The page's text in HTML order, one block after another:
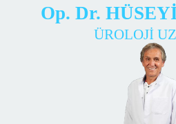
Op. Dr.
ÜROLOJİ